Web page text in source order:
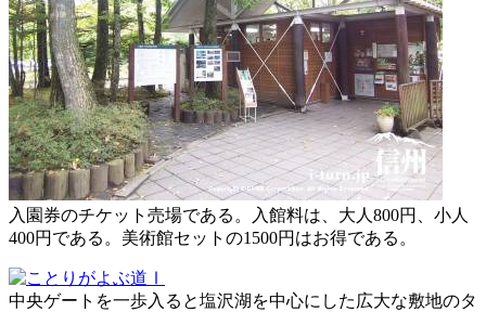
入園券のチケット売場である。入館料は、大人800円、小人
400円である。美術館セットの1500円はお得である。
中央ゲートを一歩入ると塩沢湖を中心にした広大な敷地のタ